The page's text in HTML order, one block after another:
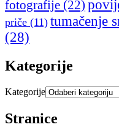
fotografije (22)
priče (11) tumačenje
(28)
Kategorije
Kategorije
Stranice